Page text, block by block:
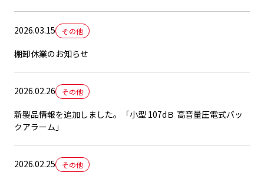
2026.03.15 その他
棚卸休業のお知らせ
2026.02.26 その他
新製品情報を追加しました。「小型 107dＢ 高音量圧電式バッ
クアラーム」
2026.02.25 その他